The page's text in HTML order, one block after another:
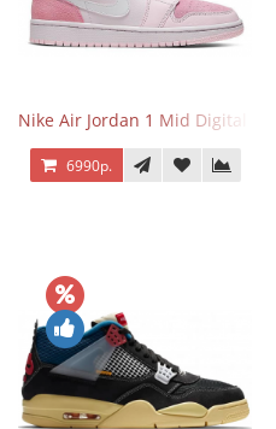
Nike Air Jordan 1 Mid Digital Pink
6990р.